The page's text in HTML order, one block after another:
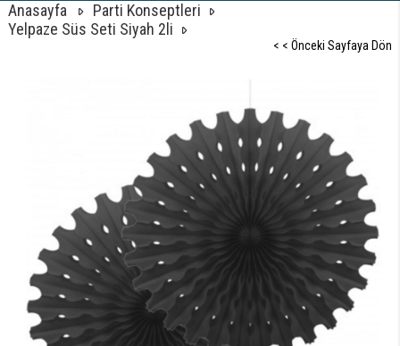
Anasayfa
Parti Konseptleri
Yelpaze Süs Seti Siyah 2li
< < Önceki Sayfaya Dön